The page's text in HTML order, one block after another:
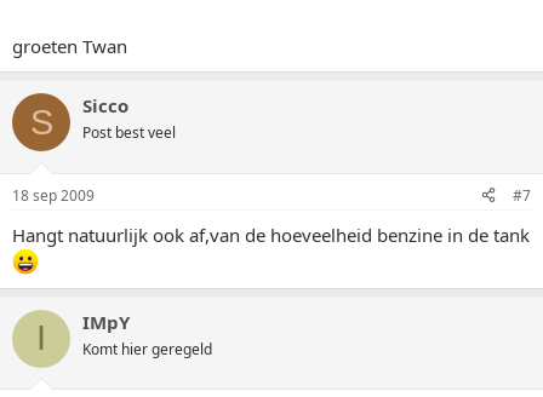
groeten Twan
S Sicco
Post best veel
18 sep 2009 #7
Hangt natuurlijk ook af,van de hoeveelheid benzine in de tank
I IMpY
Komt hier geregeld